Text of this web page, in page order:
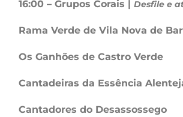
16:00 – Grupos Corais | Desfile e
Rama Verde de Vila Nova de
Os Ganhões de Castro Verde
Cantadeiras da Essência
Cantadores do Desassossego